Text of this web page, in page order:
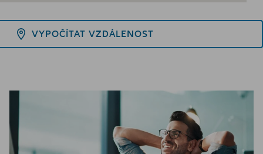
VYPOČÍTAT VZDÁLENOST